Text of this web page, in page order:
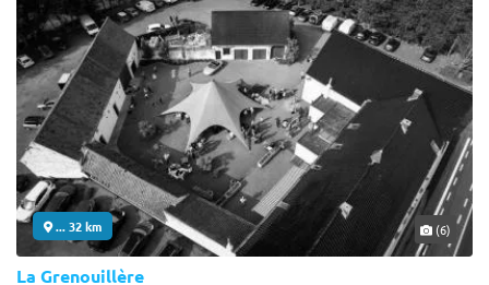
... 32 km (6)
La Grenouillère